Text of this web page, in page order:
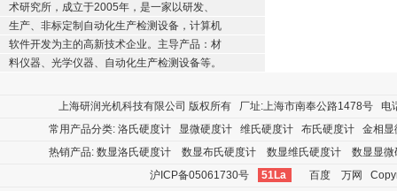
术研究所，成立于2005年，是一家以研发、
生产、非标定制自动化生产检测设备，计算机
软件开发为主的高新技术企业。主导产品：材
料仪器、光学仪器、自动化生产检测设备等。
上海研润光机科技有限公司 版权所有 厂址:上海市南奉公路1478号
常用产品分类: 洛氏硬度计 显微硬度计 维氏硬度计 布氏硬度计
金相显
热销产品: 数显洛氏硬度计 数显布氏硬度计 数显维氏硬度计
数显显微
沪ICP备05061730号
51La 百度 万网